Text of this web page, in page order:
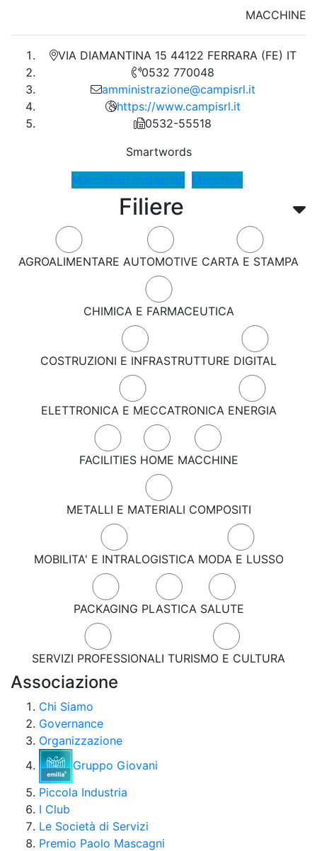
Filiere
AGROALIMENTARE AUTOMOTIVE CARTA E STAMPA
CHIMICA E FARMACEUTICA
COSTRUZIONI E INFRASTRUTTURE DIGITAL
ELETTRONICA E MECCATRONICA ENERGIA
FACILITIES HOME MACCHINE
METALLI E MATERIALI COMPOSITI
MOBILITA' E INTRALOGISTICA MODA E LUSSO
PACKAGING PLASTICA SALUTE
SERVIZI PROFESSIONALI TURISMO E CULTURA
MACCHINE
VIA DIAMANTINA 15 44122 FERRARA (FE) IT
0532 770048
amministrazione@campisrl.it
https://www.campisrl.it
0532-55518
Smartwords
Macchinari industriali Macchine
Associazione
Chi Siamo
Governance
Organizzazione
Gruppo Giovani
Piccola Industria
I Club
Le Società di Servizi
Premio Paolo Mascagni